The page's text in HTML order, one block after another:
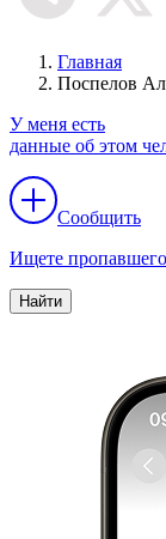
Главная
Поспелов
У меня есть
данные об этом
Сообщить
Ищете
Найти